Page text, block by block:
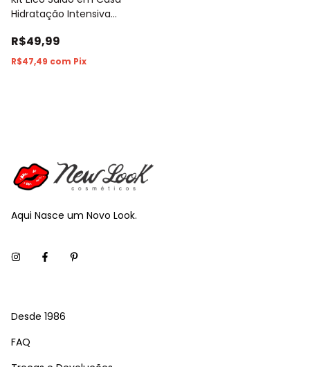
Hidratação Intensiva
Condicionador 750ml
R$49,99
R$47,49 com Pix
Aqui Nasce um Novo Look.
Desde 1986
FAQ